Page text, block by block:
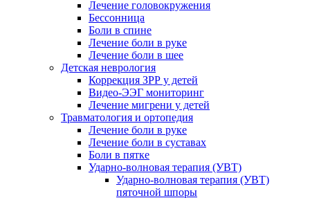
Лечение головокружения
Бессонница
Боли в спине
Лечение боли в руке
Лечение боли в шее
Детская неврология
Коррекция ЗРР у детей
Видео-ЭЭГ мониторинг
Лечение мигрени у детей
Травматология и ортопедия
Лечение боли в руке
Лечение боли в суставах
Боли в пятке
Ударно-волновая терапия (УВТ)
Ударно-волновая терапия (УВТ)
пяточной шпоры